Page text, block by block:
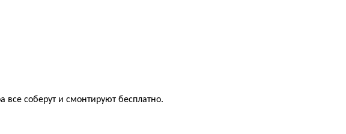
все соберут и смонтируют бесплатно.